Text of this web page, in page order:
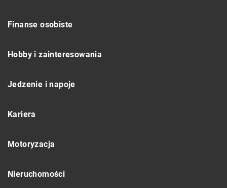
Finanse osobiste
Hobby i zainteresowania
Jedzenie i napoje
Kariera
Motoryzacja
Nieruchomości